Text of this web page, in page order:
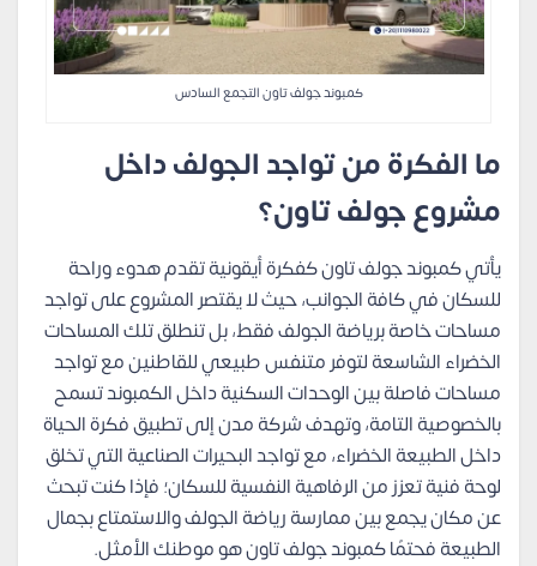
كمبوند جولف تاون التجمع السادس
ما الفكرة من تواجد الجولف داخل
مشروع جولف تاون؟
يأتي كمبوند جولف تاون كفكرة أيقونية تقدم هدوء وراحة
للسكان في كافة الجوانب، حيث لا يقتصر المشروع على تواجد
مساحات خاصة برياضة الجولف فقط، بل تنطلق تلك المساحات
الخضراء الشاسعة لتوفر متنفس طبيعي للقاطنين مع تواجد
مساحات فاصلة بين الوحدات السكنية داخل الكمبوند تسمح
بالخصوصية التامة، وتهدف شركة مدن إلى تطبيق فكرة الحياة
داخل الطبيعة الخضراء، مع تواجد البحيرات الصناعية التي تخلق
لوحة فنية تعزز من الرفاهية النفسية للسكان؛ فإذا كنت تبحث
عن مكان يجمع بين ممارسة رياضة الجولف والاستمتاع بجمال
الطبيعة فحتمًا كمبوند جولف تاون هو موطنك الأمثل.